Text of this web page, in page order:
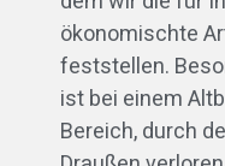
ökonomischte
feststellen.
ist bei einem
Bereich, durch